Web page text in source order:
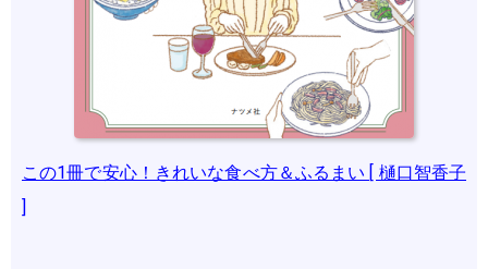
この1冊で安心！きれいな食べ方＆ふるまい [ 樋口智香子